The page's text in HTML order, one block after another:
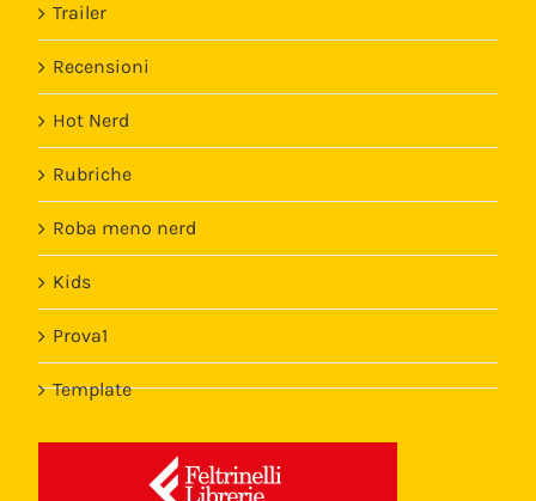
Trailer
Recensioni
Hot Nerd
Rubriche
Roba meno nerd
Kids
Prova1
Template